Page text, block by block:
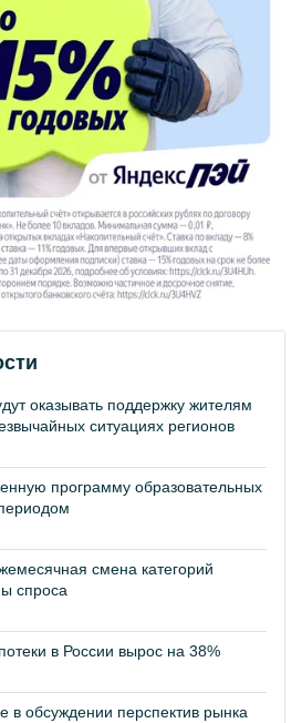
оказывать поддержку жителям
ситуациях регионов
программу образовательных
смена категорий
спроса
в России вырос на 38%
в обсуждении перспектив рынка